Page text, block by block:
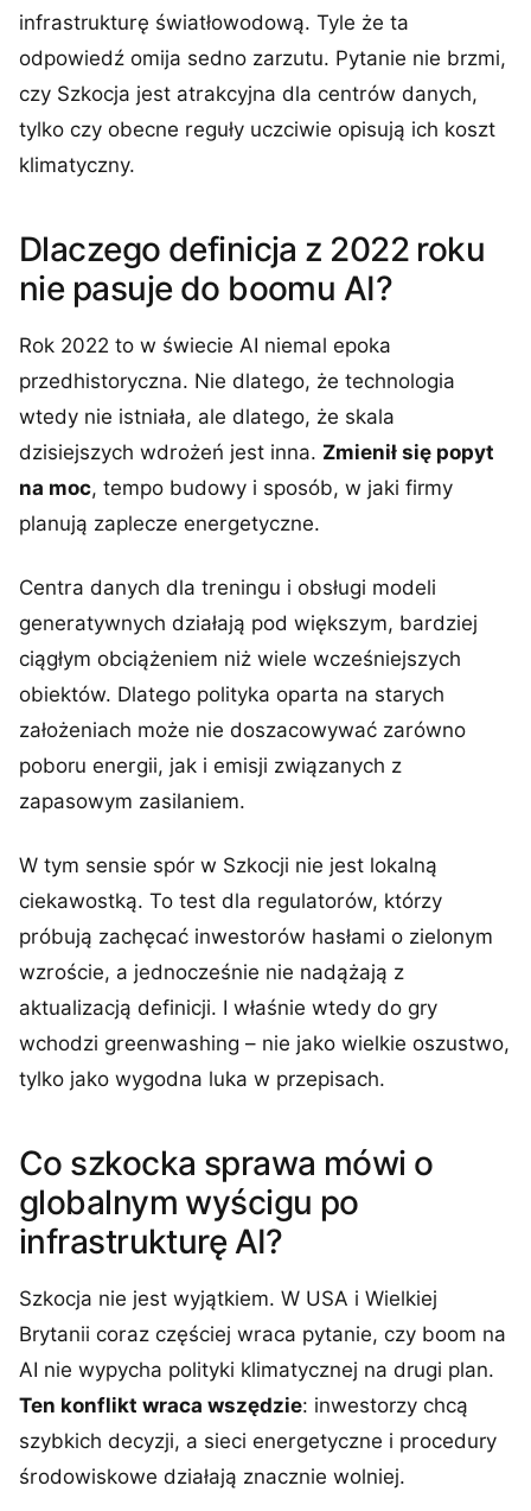
infrastrukturę światłowodową. Tyle że ta
odpowiedź omija sedno zarzutu. Pytanie nie brzmi,
czy Szkocja jest atrakcyjna dla centrów danych,
tylko czy obecne reguły uczciwie opisują ich koszt
klimatyczny.
Dlaczego definicja z 2022 roku
nie pasuje do boomu AI?
Rok 2022 to w świecie AI niemal epoka
przedhistoryczna. Nie dlatego, że technologia
wtedy nie istniała, ale dlatego, że skala
dzisiejszych wdrożeń jest inna. Zmienił się popyt
na moc, tempo budowy i sposób, w jaki firmy
planują zaplecze energetyczne.
Centra danych dla treningu i obsługi modeli
generatywnych działają pod większym, bardziej
ciągłym obciążeniem niż wiele wcześniejszych
obiektów. Dlatego polityka oparta na starych
założeniach może nie doszacowywać zarówno
poboru energii, jak i emisji związanych z
zapasowym zasilaniem.
W tym sensie spór w Szkocji nie jest lokalną
ciekawostką. To test dla regulatorów, którzy
próbują zachęcać inwestorów hasłami o zielonym
wzroście, a jednocześnie nie nadążają z
aktualizacją definicji. I właśnie wtedy do gry
wchodzi greenwashing – nie jako wielkie oszustwo,
tylko jako wygodna luka w przepisach.
Co szkocka sprawa mówi o
globalnym wyścigu po
infrastrukturę AI?
Szkocja nie jest wyjątkiem. W USA i Wielkiej
Brytanii coraz częściej wraca pytanie, czy boom na
AI nie wypycha polityki klimatycznej na drugi plan.
Ten konflikt wraca wszędzie: inwestorzy chcą
szybkich decyzji, a sieci energetyczne i procedury
środowiskowe działają znacznie wolniej.